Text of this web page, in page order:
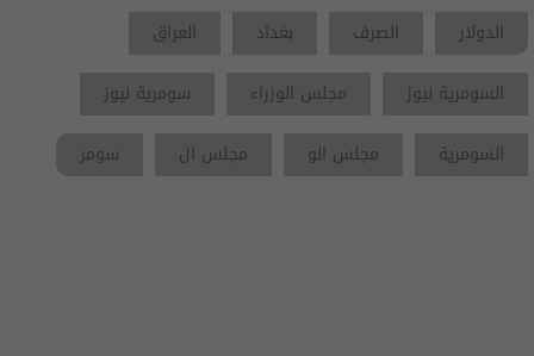
الدولار الصرف بغداد
العراق
السومرية نيوز
مجلس الوزراء
سومرية نيوز
السومرية
مجلس الو مجلس ال سومر